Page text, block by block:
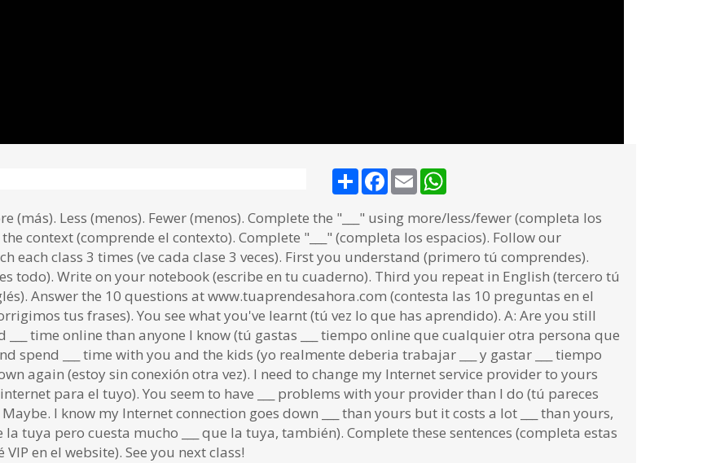
Share Facebook
Email
(más). Less (menos). Fewer (menos). Complete the "___" using more/less/fewer (completa los
context (comprende el contexto). Complete "___" (completa los espacios). Follow our
each class 3 times (ve cada clase 3 veces). First you understand (primero tú comprendes).
todo). Write on your notebook (escribe en tu cuaderno). Third you repeat in English (tercero tú
Answer the 10 questions at www.tuaprendesahora.com (contesta las 10 preguntas en el
tus frases). You see what you've learnt (tú vez lo que has aprendido). A: Are you still
time online than anyone I know (tú gastas ___ tiempo online que cualquier otra persona que
spend ___ time with you and the kids (yo realmente deberia trabajar ___ y gastar ___ tiempo
again (estoy sin conexión otra vez). I need to change my Internet service provider to yours
para el tuyo). You seem to have ___ problems with your provider than I do (tú pareces
I know my Internet connection goes down ___ than yours but it costs a lot ___ than yours,
tuya pero cuesta mucho ___ que la tuya, también). Complete these sentences (completa estas
en el website). See you next class!